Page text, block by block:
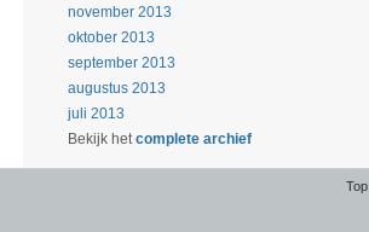
november 2013
oktober 2013
september 2013
augustus 2013
juli 2013
Bekijk hetcomplete archief
Top